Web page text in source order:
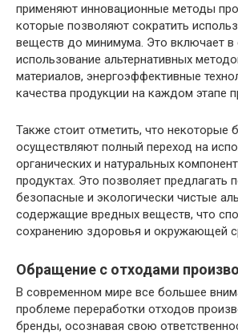
применяют инновационные методы
которые позволяют сократить
веществ до минимума. Это включает в
использование альтернативных
материалов, энергоэффективные
качества продукции на каждом этапе
Также стоит отметить, что некоторые
осуществляют полный переход на
органических и натуральных
продуктах. Это позволяет предлагать
безопасные и экологически чистые
содержащие вредных веществ, что
сохранению здоровья и окружающей
Обращение с отходами
В современном мире все большее
проблеме переработки отходов
бренды, осознавая свою